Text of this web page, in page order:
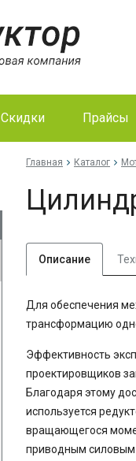
Скидки Прайсы
Главная Каталог
Описание
Для обеспечения
трансформацию
Эффективность
проектировщиков
Благодаря этому
используется
вращающегося
приводным силовым